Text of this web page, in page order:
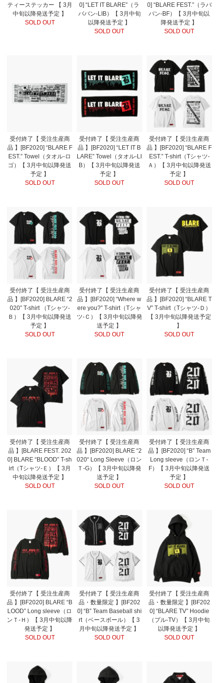
ティーステッカー 【 3月
中旬以降発送予定 】
SOLD OUT
0] “LET IT BLARE”（ラ
ババン-LIB）【 3月中旬
以降発送予定 】
SOLD OUT
0] “BLARE FEST.”（ラバ
バン-BF）【 3月中旬以
降発送予定 】
SOLD OUT
受付終了【 受注生産商
品 】[BF2020] “BLARE F
EST.” Towel（タオル-ロ
ゴ）【 3月中旬以降発送
予定 】
SOLD OUT
受付終了【 受注生産商
品 】[BF2020] “LET IT B
LARE” Towel（タオル-LI
B）【 3月中旬以降発送
予定 】
SOLD OUT
受付終了【 受注生産商
品 】[BF2020] “BLARE F
EST.” T-shirt（Tシャツ-
Ａ）【 3月中旬以降発送
予定 】
SOLD OUT
受付終了【 受注生産商
品 】[BF2020] BLARE “2
020” T-shirt （Tシャツ-
Ｂ）【 3月中旬以降発送
予定 】
SOLD OUT
受付終了【 受注生産商
品 】[BF2020] “Where w
ere you?” T-shirt（Tシャ
ツ-Ｃ）【 3月中旬以降発
送予定 】
SOLD OUT
受付終了【 受注生産商
品 】[BF2020] “BLARE T
V” T-shirt（Tシャツ-Ｄ）
【 3月中旬以降発送予定
】
SOLD OUT
受付終了【 受注生産商
品 】[BLARE FEST. 202
0] BLARE “BLOOD” T-sh
irt（Tシャツ-Ｅ）【 3月
中旬以降発送予定 】
SOLD OUT
受付終了【 受注生産商
品 】[BF2020] BLARE “2
020“ Long Sleeve（ロン
Ｔ-G）【 3月中旬以降発
送予定 】
SOLD OUT
受付終了【 受注生産商
品 】[BF2020] “B” Team
Long sleeve（ロンＴ-
F）【 3月中旬以降発送
予定 】
SOLD OUT
受付終了【 受注生産商
品 】[BF2020] BLARE “B
LOOD” Long sleeve（ロ
ンＴ-Ｈ）【 3月中旬以降
発送予定 】
SOLD OUT
受付終了【 受注生産商
品・数量限定 】[BF202
0] “B” Team Baseball shi
rt（ベースボール）【 3
月中旬以降発送予定 】
SOLD OUT
受付終了【 受注生産商
品・数量限定 】[BF202
0] “BLARE TV” Hoodie
（プル-TV）【 3月中旬
以降発送予定 】
SOLD OUT